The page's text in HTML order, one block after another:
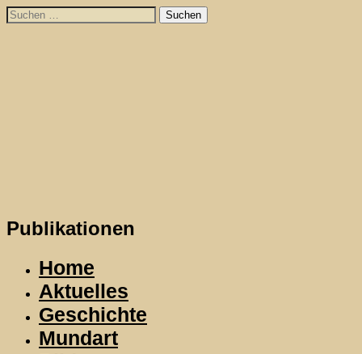
Skip
to
Suchen
nach:
Publikationen
Home
Aktuelles
Geschichte
Mundart